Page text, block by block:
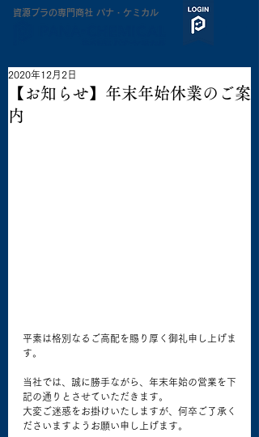
​資源プラの専門商社 パナ・ケミカル
【お知らせ】年末年始休業のご案
内
2020年12月2日
平素は格別なるご高配を賜り厚く御礼申し上げま
す。
当社では、誠に勝手ながら、年末年始の営業を下
記の通りとさせていただきます。
大変ご迷惑をお掛けいたしますが、何卒ご了承く
ださいますようお願い申し上げます。